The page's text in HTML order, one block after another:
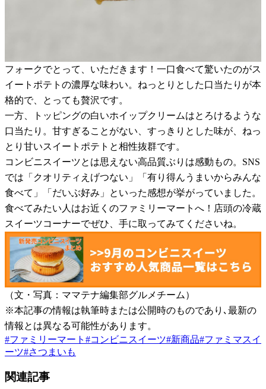
フォークでとって、いただきます！一口食べて驚いたのがス
イートポテトの濃厚な味わい。ねっとりとした口当たりが本
格的で、とっても贅沢です。
一方、トッピングの白いホイップクリームはとろけるような
口当たり。甘すぎることがない、すっきりとした味が、ねっ
とり甘いスイートポテトと相性抜群です。
コンビニスイーツとは思えない高品質ぶりは感動もの。SNS
では「クオリティえげつない」「有り得んうまいからみんな
食べて」「だいぶ好み」といった感想が挙がっていました。
食べてみたい人はお近くのファミリーマートへ！店頭の冷蔵
スイーツコーナーでぜひ、手に取ってみてくださいね。
（文・写真：ママテナ編集部グルメチーム）
※本記事の情報は執筆時または公開時のものであり､最新の
情報とは異なる可能性があります。
#ファミリーマート #コンビニスイーツ#新商品#ファミマスイ
ーツ#さつまいも
関連記事